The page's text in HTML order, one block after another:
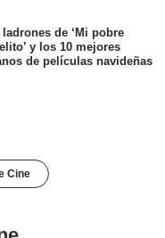
ladrones de ‘Mi pobre
y los 10 mejores
de películas navideñas
Cine